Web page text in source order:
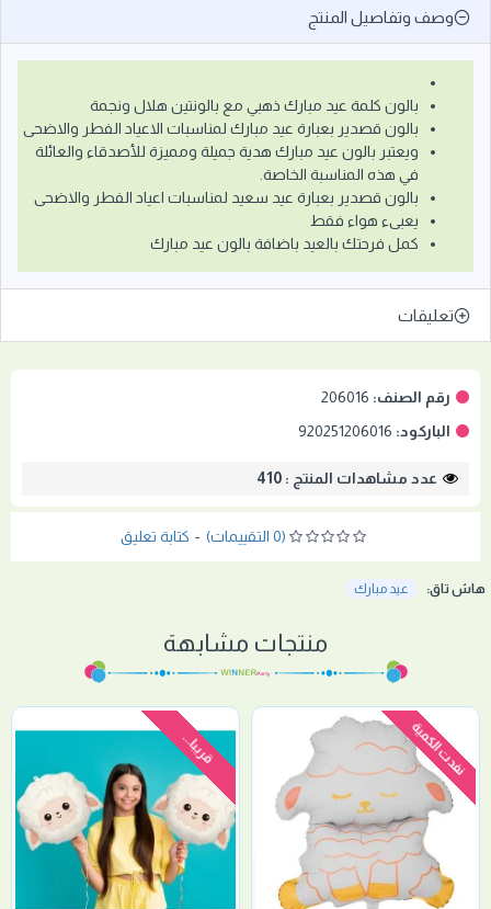
رقم الصنف: 206016
الباركود: 920251206016
عدد مشاهدات المنتج : 410
(0 التقييمات) - كتابة تعليق
وصف وتفاصيل المنتج
بالون كلمة عيد مبارك ذهبي مع بالونتين هلال ونجمة
بالون قصدير بعبارة عيد مبارك لمناسبات الاعياد الفطر والاضحى
ويعتبر بالون عيد مبارك هدية جميلة ومميزة للأصدقاء والعائلة
في هذه المناسبة الخاصة.
بالون قصدير بعبارة عيد سعيد لمناسبات اعياد الفطر والاضحى
يعبىء هواء فقط
كمل فرحتك بالعيد باضافة بالون عيد مبارك
تعليقات
هاش تاق: عيد مبارك
منتجات مشابهة
نفدت الكمية قريبا...